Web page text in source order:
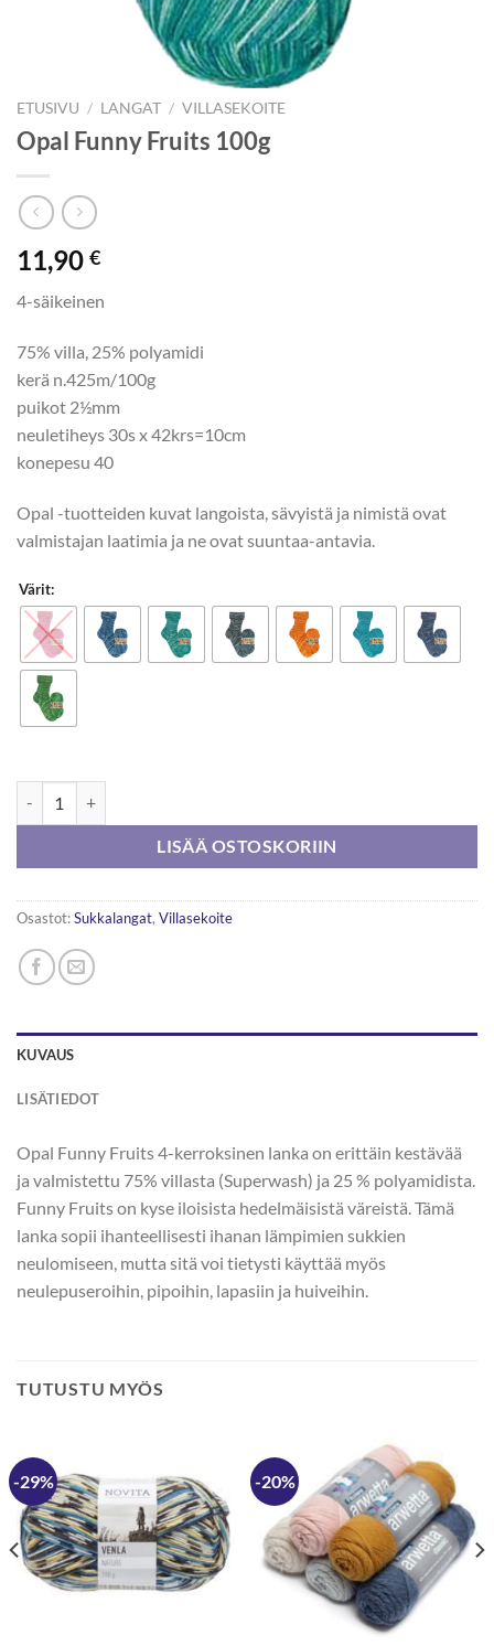
ETUSIVU / LANGAT / VILLASEKOITE
Opal Funny Fruits 100g
11,90 €
4-säikeinen
75% villa, 25% polyamidi
kerä n.425m/100g
puikot 2½mm
neuletiheys 30s x 42krs=10cm
konepesu 40
Opal -tuotteiden kuvat langoista, sävyistä ja nimistä ovat
valmistajan laatimia ja ne ovat suuntaa-antavia.
Värit:
LISÄÄ OSTOSKORIIN
Osastot:Sukkalangat, Villasekoite
KUVAUS
LISÄTIEDOT
Opal Funny Fruits 4-kerroksinen lanka on erittäin kestävää
ja valmistettu 75% villasta (Superwash) ja 25 % polyamidista.
Funny Fruits on kyse iloisista hedelmäisistä väreistä. Tämä
lanka sopii ihanteellisesti ihanan lämpimien sukkien
neulomiseen, mutta sitä voi tietysti käyttää myös
neulepuseroihin, pipoihin, lapasiin ja huiveihin.
TUTUSTU MYÖS
-29% -20%